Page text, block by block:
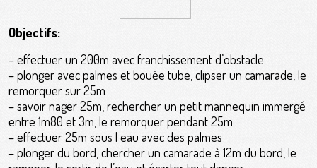
Objectifs:
– effectuer un 200m avec franchissement d’obstacle
– plonger avec palmes et bouée tube, clipser un camarade, le
remorquer sur 25m
– savoir nager 25m, rechercher un petit mannequin immergé
entre 1m80 et 3m, le remorquer pendant 25m
– effectuer 25m sous l eau avec des palmes
– plonger du bord, chercher un camarade à 12m du bord, le